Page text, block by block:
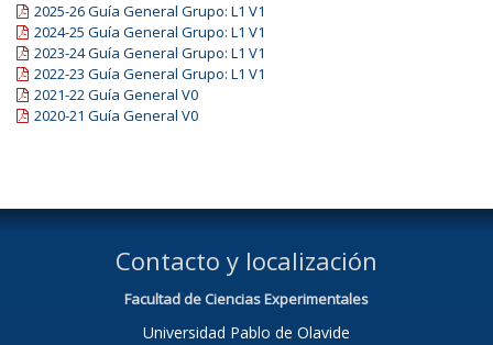
2025-26 Guía General Grupo: L1 V1
2024-25 Guía General Grupo: L1 V1
2023-24 Guía General Grupo: L1 V1
2022-23 Guía General Grupo: L1 V1
2021-22 Guía General V0
2020-21 Guía General V0
Contacto y localización
Facultad de Ciencias Experimentales
Universidad Pablo de Olavide